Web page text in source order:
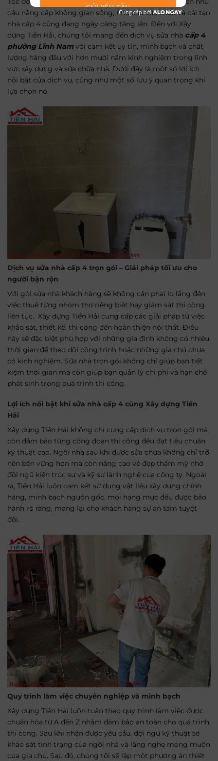
cầu nâng cấp không gian sống, nhu cầu sửa chữa và cải tạo
nhà cấp 4 cũng đang ngày càng tăng lên. Đến với Xây
dựng Tiền Hải, chúng tôi mang đến dịch vụ sửa nhà cấp 4
phường Lĩnh Nam với cam kết uy tín, minh bạch và chất
lượng hàng đầu với hơn mười năm kinh nghiệm trong lĩnh
vực xây dựng và sửa chữa nhà. Dưới đây là một số lợi ích
nổi bật của dịch vụ, cũng như một số lưu ý quan trọng khi
lựa chọn nó.
Dịch vụ sửa nhà cấp 4 trọn gói – Giải pháp tối ưu cho
người bận rộn
Với gói sửa nhà khách hàng sẽ không cần phải lo lắng đến
việc thuê từng nhóm thợ riêng biệt hay giám sát thi công
liên tục. Xây dựng Tiền Hải cung cấp các giải pháp từ việc
khảo sát, thiết kế, thi công đến hoàn thiện nội thất. Điều
này sẽ đặc biệt phù hợp với những gia đình không có nhiều
thời gian để theo dõi công trình hoặc những gia chủ chưa
có kinh nghiệm. Sửa nhà trọn gói không chỉ giúp bạn tiết
kiệm thời gian mà còn giúp bạn quản lý chi phí và hạn chế
phát sinh trong quá trình thi công.
Lợi ích nổi bật khi sửa nhà cấp 4 cùng Xây dựng Tiền
Hải
Xây dựng Tiền Hải không chỉ cung cấp dịch vụ trọn gói mà
còn đảm bảo từng công đoạn thi công đều đạt tiêu chuẩn
kỹ thuật cao. Ngôi nhà sau khi được sửa chữa không chỉ trở
nên bền vững hơn mà còn nâng cao vẻ đẹp thẩm mỹ nhờ
đội ngũ kiến trúc sư và kỹ sư lành nghề của công ty. Ngoài
ra, Tiền Hải luôn cam kết sử dụng vật liệu xây dựng chính
hãng, minh bạch nguồn gốc, mọi hạng mục đều được bảo
hành rõ ràng, mang lại cho khách hàng sự an tâm tuyệt
đối.
Quy trình làm việc chuyên nghiệp và minh bạch
Xây dựng Tiền Hải luôn tuân theo quy trình làm việc được
chuẩn hóa từ A đến Z nhằm đảm bảo an toàn cho quá trình
thi công. Sau khi nhận được yêu cầu, đội ngũ kỹ thuật sẽ
khảo sát tình trạng của ngôi nhà và lắng nghe mong muốn
của gia chủ. Sau đó, chúng tôi sẽ lập một phương án thiết
GỬI YÊU CẦU